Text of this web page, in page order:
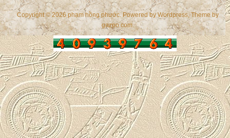
Copyright © 2026 phạm hồng phước. Powered byWordpress, Theme by
gazpo.com.